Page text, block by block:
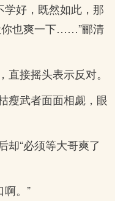
学好，既然如此，那
你也爽一下……”郦清
直接摇头表示反对。
瘦武者面面相觑，眼
“必须等大哥爽了
啊。”